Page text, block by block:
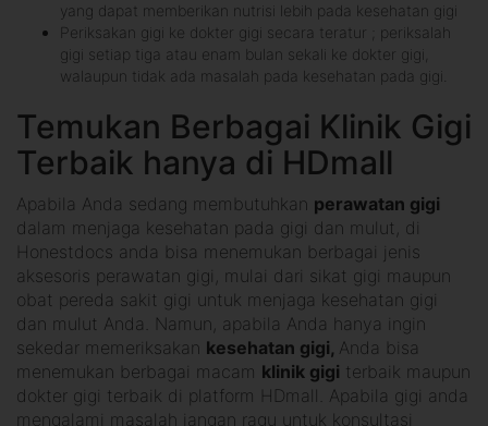
yang dapat memberikan nutrisi lebih pada kesehatan gigi
Periksakan gigi ke dokter gigi secara teratur ; periksalah
gigi setiap tiga atau enam bulan sekali ke dokter gigi,
walaupun tidak ada masalah pada kesehatan pada gigi.
Temukan Berbagai Klinik Gigi
Terbaik hanya di HDmall
Apabila Anda sedang membutuhkan perawatan gigi
dalam menjaga kesehatan pada gigi dan mulut, di
Honestdocs anda bisa menemukan berbagai jenis
aksesoris perawatan gigi, mulai dari sikat gigi maupun
obat pereda sakit gigi untuk menjaga kesehatan gigi
dan mulut Anda. Namun, apabila Anda hanya ingin
sekedar memeriksakan kesehatan gigi, Anda bisa
menemukan berbagai macam klinik gigi terbaik maupun
dokter gigi terbaik di platform HDmall. Apabila gigi anda
mengalami masalah jangan ragu untuk konsultasi